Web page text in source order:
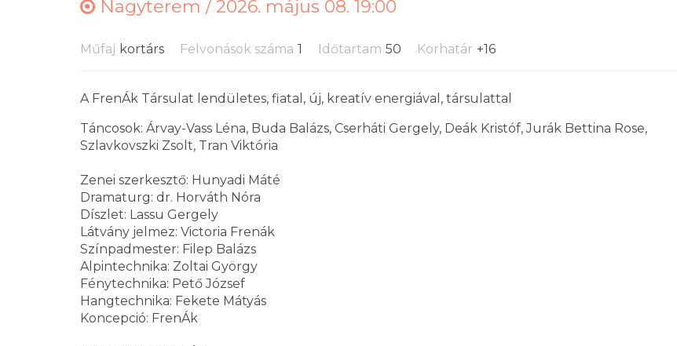
Nagyterem / 2026. május 08. 19:00
Műfaj kortárs Felvonások száma 1 Időtartam 50 Korhatár +16
A FrenÁk Társulat lendületes, fiatal, új, kreatív energiával, társulattal
Táncosok: Árvay-Vass Léna, Buda Balázs, Cserháti Gergely, Deák Kristóf, Jurák Bettina Rose,
Szlavkovszki Zsolt, Tran Viktória
Zenei szerkesztő: Hunyadi Máté
Dramaturg: dr. Horváth Nóra
Díszlet: Lassu Gergely
Látvány jelmez: Victoria Frenák
Színpadmester: Filep Balázs
Alpintechnika: Zoltai György
Fénytechnika: Pető József
Hangtechnika: Fekete Mátyás
Koncepció: FrenÁk